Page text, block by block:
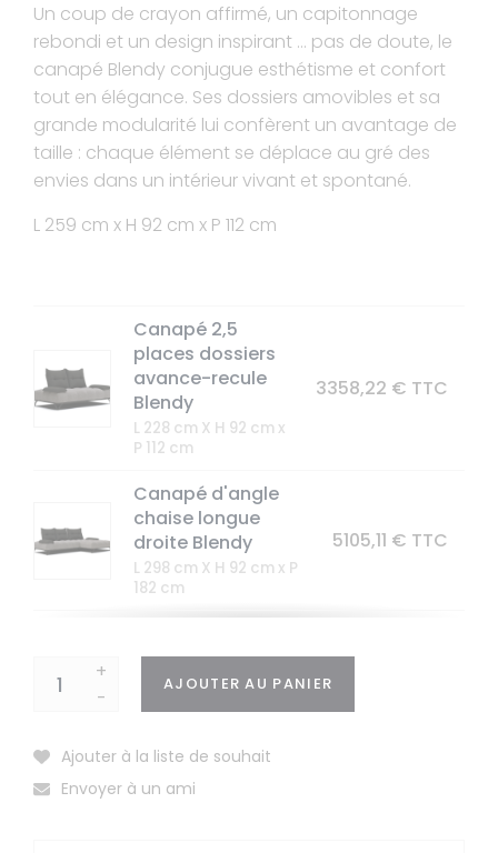
Un coup de crayon affirmé, un capitonnage
rebondi et un design inspirant … pas de doute, le
canapé Blendy conjugue esthétisme et confort
tout en élégance. Ses dossiers amovibles et sa
grande modularité lui confèrent un avantage de
taille : chaque élément se déplace au gré des
envies dans un intérieur vivant et spontané.
L 259 cm x H 92 cm x P 112 cm
Canapé 2,5
places dossiers
avance-recule
Blendy
L 228 cm X H 92 cm x
P 112 cm
3358,22 € TTC
Canapé d'angle
chaise longue
droite Blendy
L 298 cm X H 92 cm x P
182 cm
5105,11 € TTC
chaise longue
gauche Blendy
L 298 cm X H 92 cm x P
Blendy
+
-
AJOUTER AU PANIER
Ajouter à la liste de souhait
Envoyer à un ami